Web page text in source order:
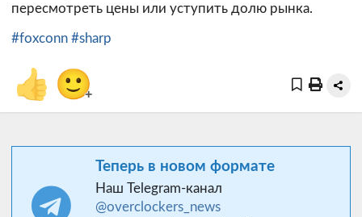
пересмотреть цены или уступить долю рынка.
#foxconn #sharp
👍 🙂+
Теперь в новом формате
Наш Telegram-канал
@overclockers_news